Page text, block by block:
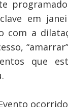
em
com a
que